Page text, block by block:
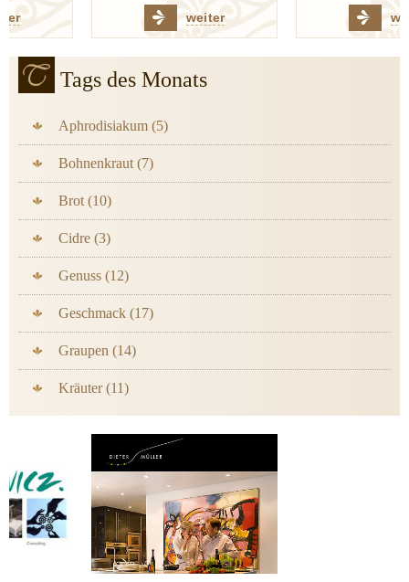
Tags des Monats
Aphrodisiakum (5)
Bohnenkraut (7)
Brot (10)
Cidre (3)
Genuss (12)
Geschmack (17)
Graupen (14)
Kräuter (11)